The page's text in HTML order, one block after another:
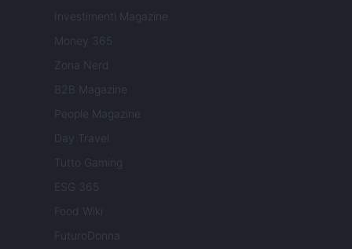
Investimenti Magazine
Money 365
Zona Nerd
B2B Magazine
People Magazine
Day Travel
Tutto Gaming
ESG 365
Food Wiki
FuturoDonna